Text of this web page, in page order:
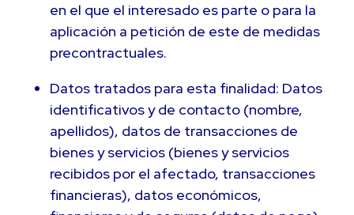
en el que el interesado es parte o para la
aplicación a petición de este de medidas
precontractuales.
Datos tratados para esta finalidad: Datos
identificativos y de contacto (nombre,
apellidos), datos de transacciones de
bienes y servicios (bienes y servicios
recibidos por el afectado, transacciones
financieras), datos económicos,